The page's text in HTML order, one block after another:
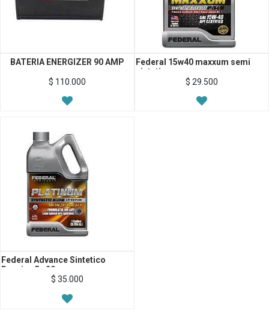
BATERIA ENERGIZER 90 AMP
$ 110.000
Federal 15w40 maxxum semi
sintetico
$ 29.500
Federal Advance Sintetico
Bencina 5w20
$ 35.000